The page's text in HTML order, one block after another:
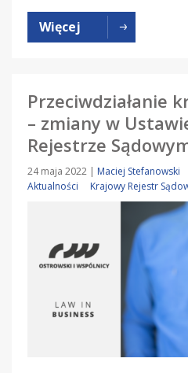
Więcej
Przeciwdziałanie
– zmiany w
Rejestrze
24 maja 2022 | Maciej Stefanowski
Aktualności
Krajowy Rejestr